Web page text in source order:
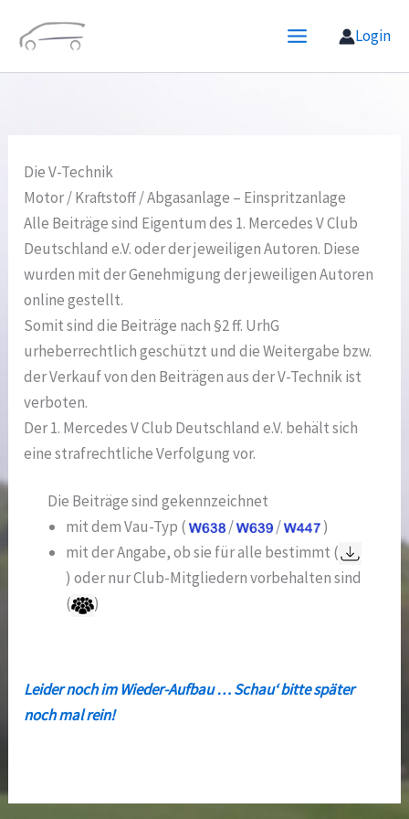
Inhalt
Login
Die V-Technik
Motor / Kraftstoff / Abgasanlage – Einspritzanlage
Alle Beiträge sind Eigentum des 1. Mercedes V Club
Deutschland e.V. oder der jeweiligen Autoren. Diese
wurden mit der Genehmigung der jeweiligen Autoren
online gestellt.
Somit sind die Beiträge nach §2 ff. UrhG
urheberrechtlich geschützt und die Weitergabe bzw.
der Verkauf von den Beiträgen aus der V-Technik ist
verboten.
Der 1. Mercedes V Club Deutschland e.V. behält sich
eine strafrechtliche Verfolgung vor.
Die Beiträge sind gekennzeichnet
mit dem Vau-Typ (
/ /
)
mit der Angabe, ob sie für alle bestimmt (
) oder nur Club-Mitgliedern vorbehalten sind
(
)
Leider noch im Wieder-Aufbau … Schau‘ bitte später
noch mal rein!